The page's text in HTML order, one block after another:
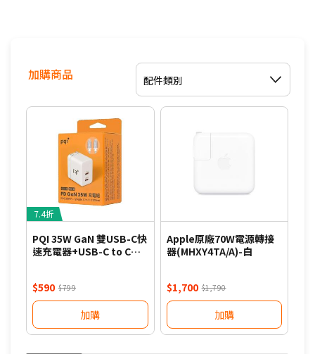
加購商品 配件類別
7.4折
PQI 35W GaN 雙USB-C快
速充電器+USB-C to C編
$590 $799
加購
Apple原廠70W電源轉接
器(MHXY4TA/A)-白
$1,700 $1,790
加購